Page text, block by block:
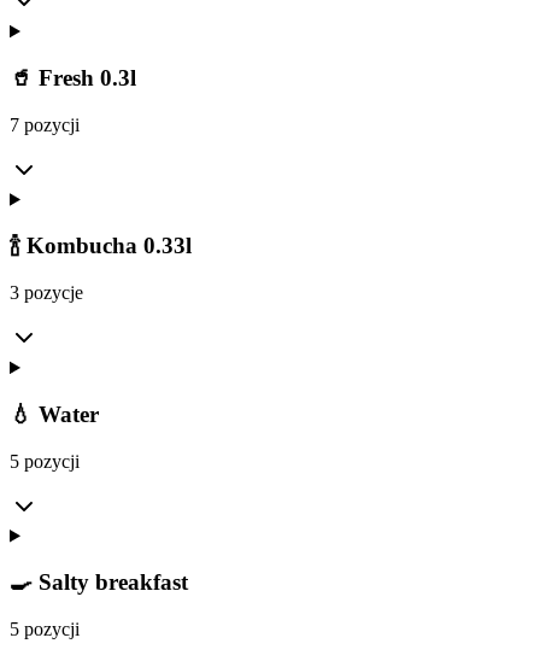
🥤 Fresh 0.3l
7 pozycji
🍾 Kombucha 0.33l
3 pozycje
💧 Water
5 pozycji
🍳 Salty breakfast
5 pozycji